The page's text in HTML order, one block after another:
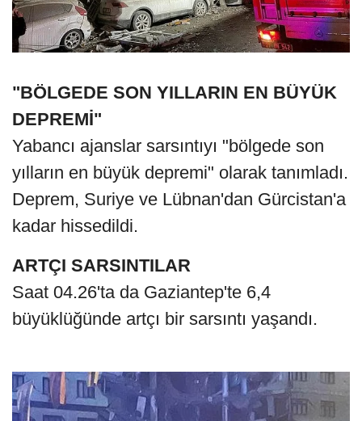
"BÖLGEDE SON YILLARIN EN BÜYÜK
DEPREMİ"
Yabancı ajanslar sarsıntıyı "bölgede son
yılların en büyük depremi" olarak tanımladı.
Deprem, Suriye ve Lübnan'dan Gürcistan'a
kadar hissedildi.
ARTÇI SARSINTILAR
Saat 04.26'ta da Gaziantep'te 6,4
büyüklüğünde artçı bir sarsıntı yaşandı.